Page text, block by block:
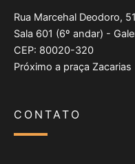
Rua Marcehal Deodoro, 51
Sala 601 (6º andar) -
CEP: 80020-320
Próximo a praça Zacarias
CONTATO